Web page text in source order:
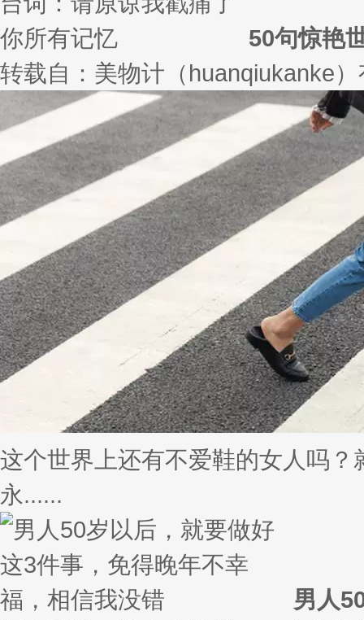
50句惊艳
转载自：美物计（huanqiukanke
这个世界上还有不爱鞋的女人吗
永......
男人